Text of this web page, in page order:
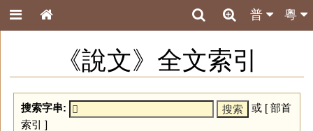
粵
普
《說文》全文索引
搜索字串: 或 [ 部首
索引 ]